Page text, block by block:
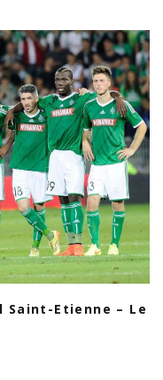
Etienne – Le